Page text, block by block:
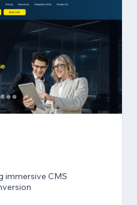
immersive CMS